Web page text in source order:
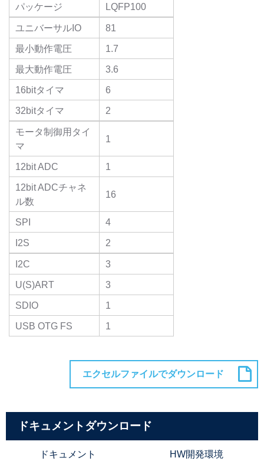
パッケージ
LQFP100
ユニバーサルIO
81
最小動作電圧
1.7
最大動作電圧
3.6
16bitタイマ
6
32bitタイマ
2
モータ制御用タイ
マ
1
12bit ADC
1
12bit ADCチャネ
ル数
16
SPI
4
I2S
2
I2C
3
U(S)ART
3
SDIO
1
USB OTG FS
1
ドキュメントダウンロード
ドキュメント HW開発環境